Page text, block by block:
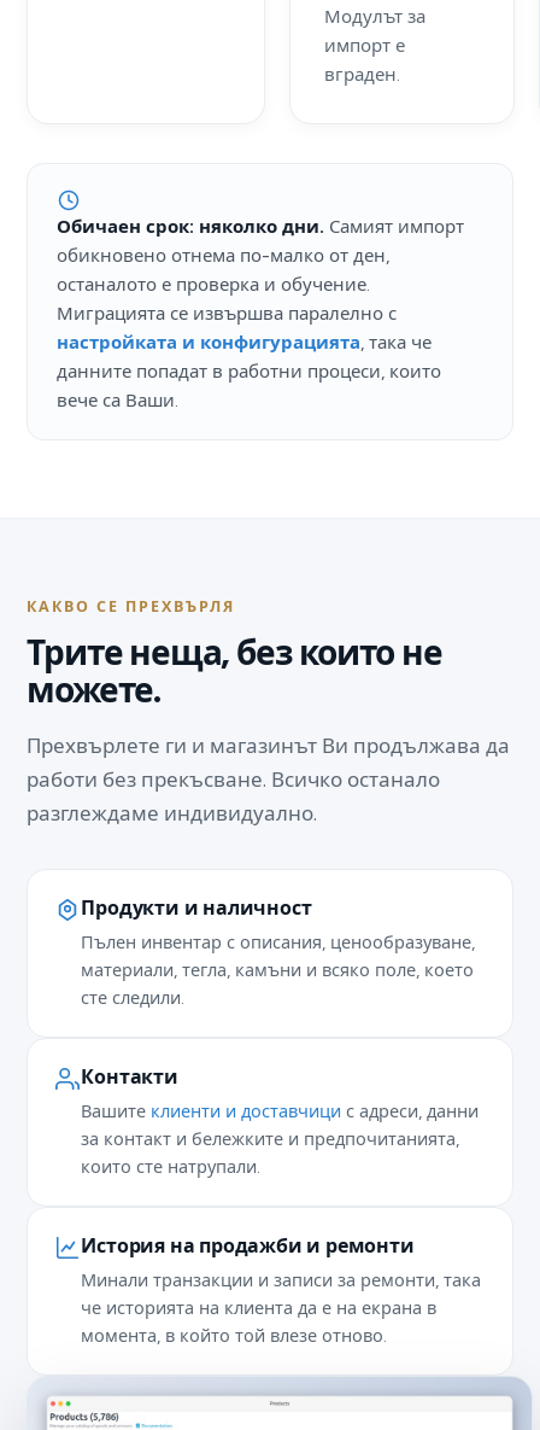
Модулът за
импорт е
вграден.
Обичаен срок: няколко дни. Самият импорт
обикновено отнема по-малко от ден,
останалото е проверка и обучение.
Миграцията се извършва паралелно с
настройката и конфигурацията, така че
данните попадат в работни процеси, които
вече са Ваши.
КАКВО СЕ ПРЕХВЪРЛЯ
Трите неща, без които не
можете.
Прехвърлете ги и магазинът Ви продължава да
работи без прекъсване. Всичко останало
разглеждаме индивидуално.
Продукти и наличност
Пълен инвентар с описания, ценообразуване,
материали, тегла, камъни и всяко поле, което
сте следили.
Контакти
Вашите клиенти и доставчици с адреси, данни
за контакт и бележките и предпочитанията,
които сте натрупали.
История на продажби и ремонти
Минали транзакции и записи за ремонти, така
че историята на клиента да е на екрана в
момента, в който той влезе отново.